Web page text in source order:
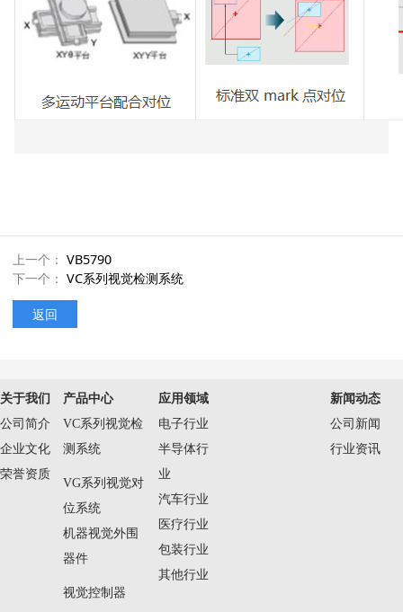
上一个：VB5790
下一个：VC系列视觉检测系统
返回
关于我们
公司简介
企业文化
荣誉资质
产品中心
VC系列视觉检
测系统
VG系列视觉对
位系统
机器视觉外围
器件
视觉控制器
应用领域
电子行业
半导体行
业
汽车行业
医疗行业
包装行业
其他行业
新闻动态
公司新闻
行业资讯